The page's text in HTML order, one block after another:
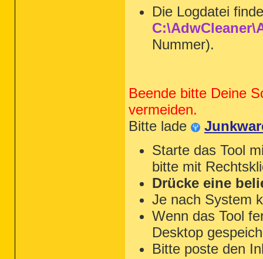
Die Logdatei
Nummer).
Beende bitte Deine
vermeiden.
Bitte lade
Starte das Tool
bitte mit
Drücke eine
Je nach System
Wenn das Tool
Desktop
Bitte poste den